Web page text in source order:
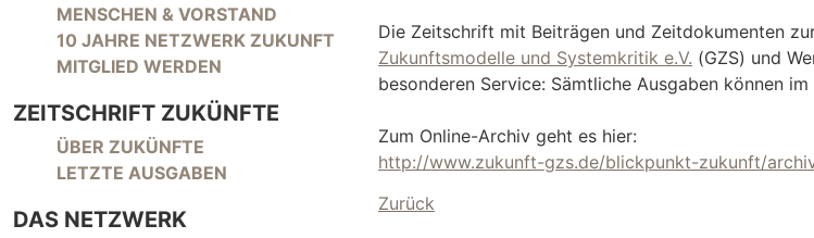
MENSCHEN & VORSTAND
10 JAHRE NETZWERK ZUKUNFT
MITGLIED WERDEN
ZEITSCHRIFT ZUKÜNFTE
NAVIGATION ÜBERSPRINGEN
ÜBER ZUKÜNFTE
LETZTE AUSGABEN
DAS NETZWERK
Die Zeitschrift mit Beiträgen und Zeitdokumenten
Zukunftsmodelle und Systemkritik e.V. (GZS) und
besonderen Service: Sämtliche Ausgaben können
Zum Online-Archiv geht es hier:
http://www.zukunft-gzs.de/blickpunkt-zukunft/
Zurück